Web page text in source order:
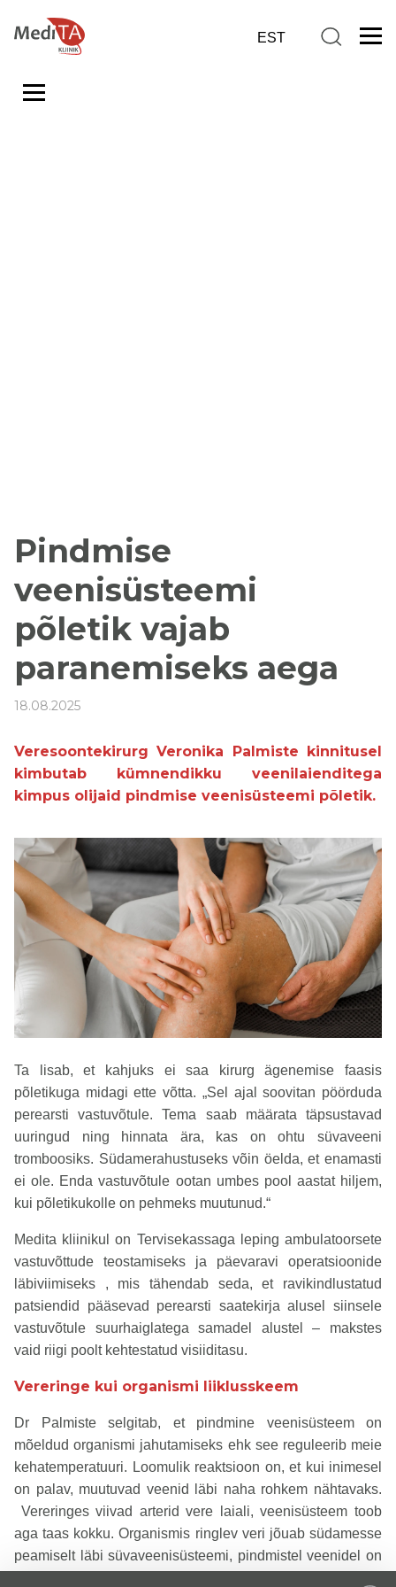
Pindmise
veenisüsteemi
põletik vajab
paranemiseks aega
18.08.2025
Veresoontekirurg Veronika Palmiste kinnitusel
kimbutab kümnendikku veenilaienditega
kimpus olijaid pindmise veenisüsteemi põletik.
Ta lisab, et kahjuks ei saa kirurg ägenemise faasis
põletikuga midagi ette võtta. „Sel ajal soovitan pöörduda
perearsti vastuvõtule. Tema saab määrata täpsustavad
uuringud ning hinnata ära, kas on ohtu süvaveeni
tromboosiks. Südamerahustuseks võin öelda, et enamasti
ei ole. Enda vastuvõtule ootan umbes pool aastat hiljem,
kui põletikukolle on pehmeks muutunud.“
Medita kliinikul on Tervisekassaga leping ambulatoorsete
vastuvõttude teostamiseks ja päevaravi operatsioonide
läbiviimiseks , mis tähendab seda, et ravikindlustatud
patsiendid pääsevad perearsti saatekirja alusel siinsele
vastuvõtule suurhaiglatega samadel alustel – makstes
vaid riigi poolt kehtestatud visiiditasu.
Vereringe kui organismi liiklusskeem
Dr Palmiste selgitab, et pindmine veenisüsteem on
mõeldud organismi jahutamiseks ehk see reguleerib meie
kehatemperatuuri. Loomulik reaktsioon on, et kui inimesel
on palav, muutuvad veenid läbi naha rohkem nähtavaks.
Vereringes viivad arterid vere laiali, veenisüsteem toob
aga taas kokku. Organismis ringlev veri jõuab südamesse
peamiselt läbi süvaveenisüsteemi, pindmistel veenidel on